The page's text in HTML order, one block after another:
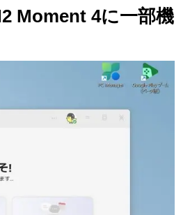
Moment 4に一部機